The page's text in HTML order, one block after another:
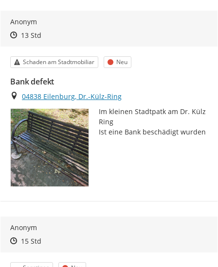
Anonym
Zeitpunkt des Erstellens
Zeitpunkt des Erstellens
13 StdZur Äußerung
Kategorie
Schaden am Stadtmobiliar Status
Neu
Bank defekt
Ort
04838 Eilenburg, Dr.-Külz-Ring
Im kleinen Stadtpatk am Dr. Külz
Ring
Ist eine Bank beschädigt wurden
Anonym
Zeitpunkt des Erstellens
Zeitpunkt des Erstellens
15 StdZur Äußerung